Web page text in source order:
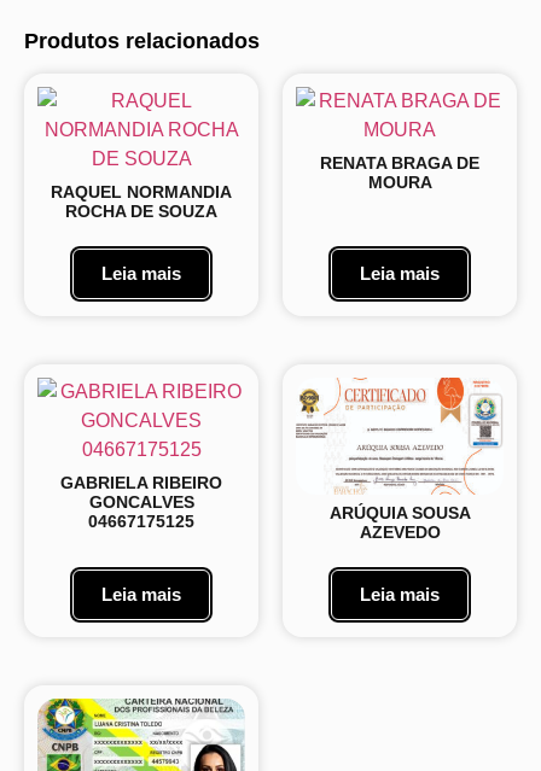
Produtos relacionados
RAQUEL NORMANDIA
ROCHA DE SOUZA
Leia mais
RENATA BRAGA DE
MOURA
Leia mais
GABRIELA RIBEIRO
GONCALVES
04667175125
Leia mais
ARÚQUIA SOUSA
AZEVEDO
Leia mais